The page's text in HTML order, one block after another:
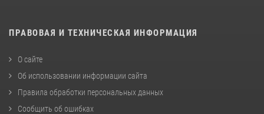
ПРАВОВАЯ И ТЕХНИЧЕСКАЯ ИНФОРМАЦИЯ
О сайте
Об использовании информации сайта
Правила обработки персональных данных
Сообщить об ошибках